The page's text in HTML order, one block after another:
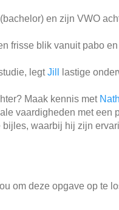
en zijn VWO
frisse blik vanuit pabo
legtJill
lastige
Maak kennis met
vaardigheden met een
waarbij hij zijn
om deze opgave op te